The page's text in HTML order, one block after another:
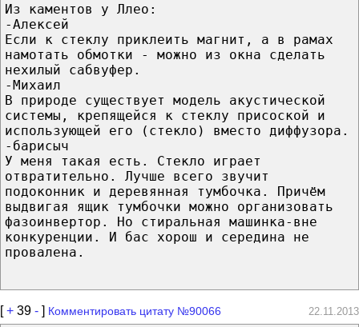
Из каментов у Ллео:
-Алексей
Если к стеклу приклеить магнит, а в рамах
намотать обмотки - можно из окна сделать
нехилый сабвуфер.
-Михаил
В природе существует модель акустической
системы, крепящейся к стеклу присоской и
использующей его (стекло) вместо диффузора.
-барисыч
У меня такая есть. Стекло играет
отвратительно. Лучше всего звучит
подоконник и деревянная тумбочка. Причём
выдвигая ящик тумбочки можно организовать
фазоинвертор. Но стиральная машинка-вне
конкуренции. И бас хорош и середина не
провалена.
[+ 39 - ] Комментировать цитату №90066 22.11.2013